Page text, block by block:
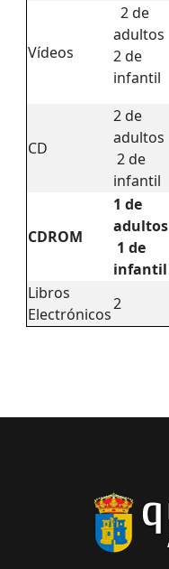
Vídeos
2 de
adultos
2 de
infantil
CD
2 de
adultos
2 de
infantil
CDROM
1 de
adultos
1 de
infantil
Libros
Electrónicos
2